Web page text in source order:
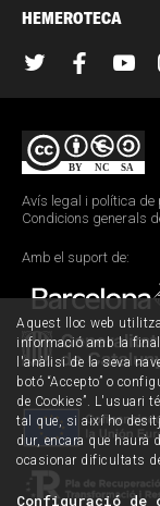
HEMEROTECA
Twitter
Avís legal i política
Condicions generals
Amb el suport de:
Aquest lloc web
informació amb la
l'anàlisi de la seva
botó “Accepto” o
de Cookies”. L'usuari
tal que, si així ho
dur, encara que haurà
ocasionar dificultats
Configuració de